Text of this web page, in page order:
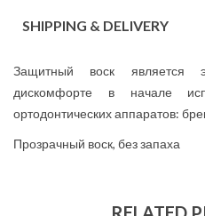
SHIPPING & DELIVERY
Защитный воск является
дискомфорте в начале
ортодонтических аппаратов:
Прозрачный воск, без запаха